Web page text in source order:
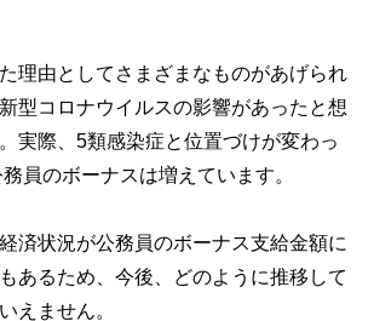
理由としてさまざまなものがあげられ
型コロナウイルスの影響があったと想
実際、5類感染症と位置づけが変わっ
員のボーナスは増えています。
済状況が公務員のボーナス支給金額に
あるため、今後、どのように推移して
えません。